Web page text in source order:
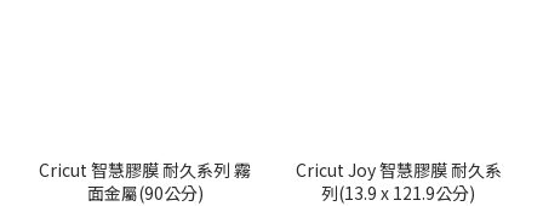
Cricut 智慧膠膜 耐久系列 霧
面金屬(90公分)
Cricut Joy 智慧膠膜 耐久系
列(13.9 x 121.9公分)